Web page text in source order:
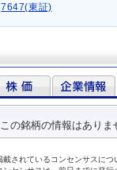
7647(東証)